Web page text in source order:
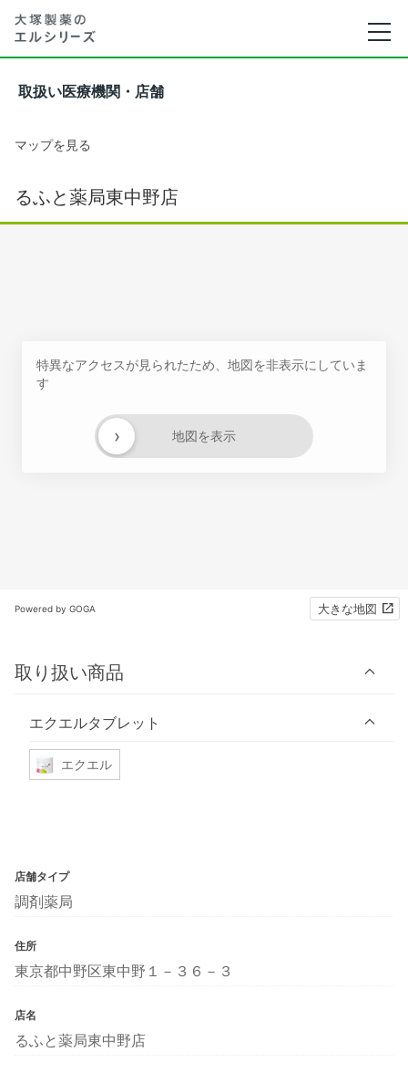
取扱い医療機関・店舗
マップを見る
るふと薬局東中野店
特異なアクセスが見られたため、地図を非表示にしていま
す
地図を表示
›
Powered by GOGA 大きな地図
取り扱い商品
エクエルタブレット
エクエル
店舗タイプ
調剤薬局
住所
東京都中野区東中野１－３６－３
店名
るふと薬局東中野店